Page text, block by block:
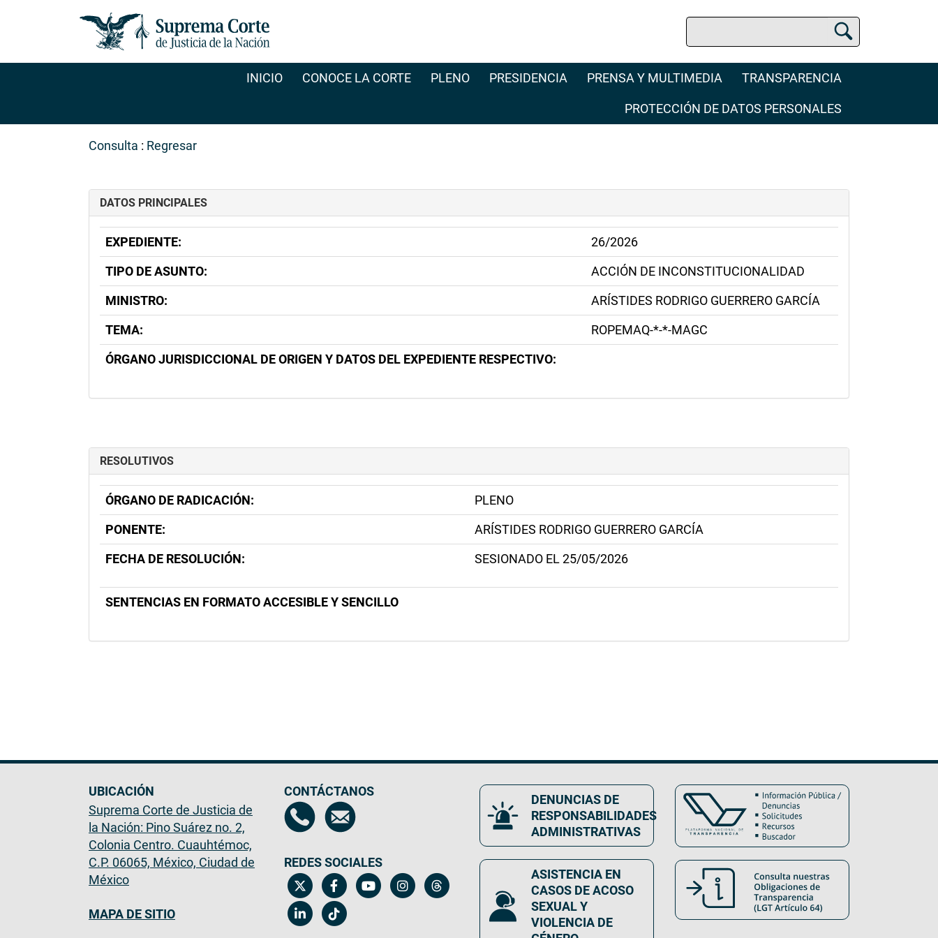
Buscar
INICIO CONOCE LA CORTE PLENO PRESIDENCIA PRENSA Y MULTIMEDIA TRANSPARENCIA
PROTECCIÓN DE DATOS PERSONALES
Consulta : Regresar
DATOS PRINCIPALES
EXPEDIENTE:
26/2026
TIPO DE ASUNTO:
ACCIÓN DE INCONSTITUCIONALIDAD
MINISTRO:
ARÍSTIDES RODRIGO GUERRERO GARCÍA
TEMA:
ROPEMAQ-*-*-MAGC
ÓRGANO JURISDICCIONAL DE ORIGEN Y DATOS DEL EXPEDIENTE RESPECTIVO:
RESOLUTIVOS
ÓRGANO DE RADICACIÓN:
PLENO
PONENTE:
ARÍSTIDES RODRIGO GUERRERO GARCÍA
FECHA DE RESOLUCIÓN:
SESIONADO EL 25/05/2026
SENTENCIAS EN FORMATO ACCESIBLE Y SENCILLO
UBICACIÓN
Suprema Corte de Justicia de
la Nación: Pino Suárez no. 2,
Colonia Centro. Cuauhtémoc,
C.P. 06065, México, Ciudad de
México
MAPA DE SITIO
CONTÁCTANOS
REDES SOCIALES
DENUNCIAS DE
RESPONSABILIDADES
ADMINISTRATIVAS
ASISTENCIA EN
CASOS DE ACOSO
SEXUAL Y
VIOLENCIA DE